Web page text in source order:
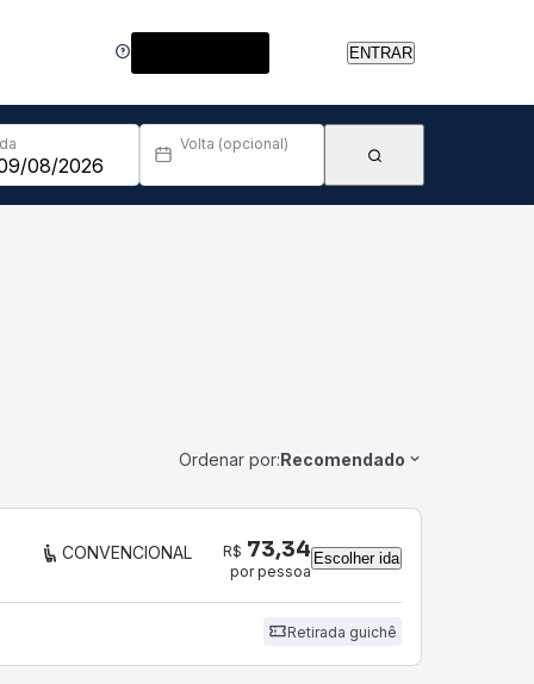
ENTRAR
Volta (opcional)
Ordenar por:Recomendado
CONVENCIONAL R$ 73,34
por pessoa
Escolher ida
Retirada guichê